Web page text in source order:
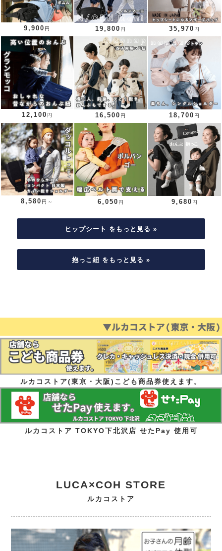
9,900 円 19,800 円 35,970 円
12,100 円 16,500 円 18,700 円
8,580 円～ 6,050 円 9,680 円
ヒップシート をもっと見る »
抱っこ紐 をもっと見る »
ルカコストア(東京・大阪)こども商品券使えます。
ルカコストア TOKYO下北沢店 せたPay 使用可
LUCA×COH STORE
ルカコストア